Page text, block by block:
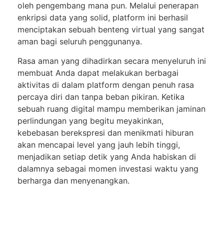
oleh pengembang mana pun. Melalui penerapan
enkripsi data yang solid, platform ini berhasil
menciptakan sebuah benteng virtual yang sangat
aman bagi seluruh penggunanya.
Rasa aman yang dihadirkan secara menyeluruh ini
membuat Anda dapat melakukan berbagai
aktivitas di dalam platform dengan penuh rasa
percaya diri dan tanpa beban pikiran. Ketika
sebuah ruang digital mampu memberikan jaminan
perlindungan yang begitu meyakinkan,
kebebasan berekspresi dan menikmati hiburan
akan mencapai level yang jauh lebih tinggi,
menjadikan setiap detik yang Anda habiskan di
dalamnya sebagai momen investasi waktu yang
berharga dan menyenangkan.